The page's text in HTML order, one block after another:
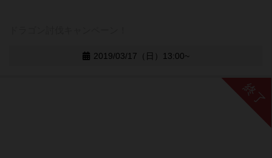
2019/03/17（日）13:00~
終了